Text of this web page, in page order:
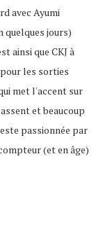
avec Ayumi
quelques jours)
ainsi que CKJ à
les sorties
met l'accent sur
et beaucoup
passionnée par
(et en âge)